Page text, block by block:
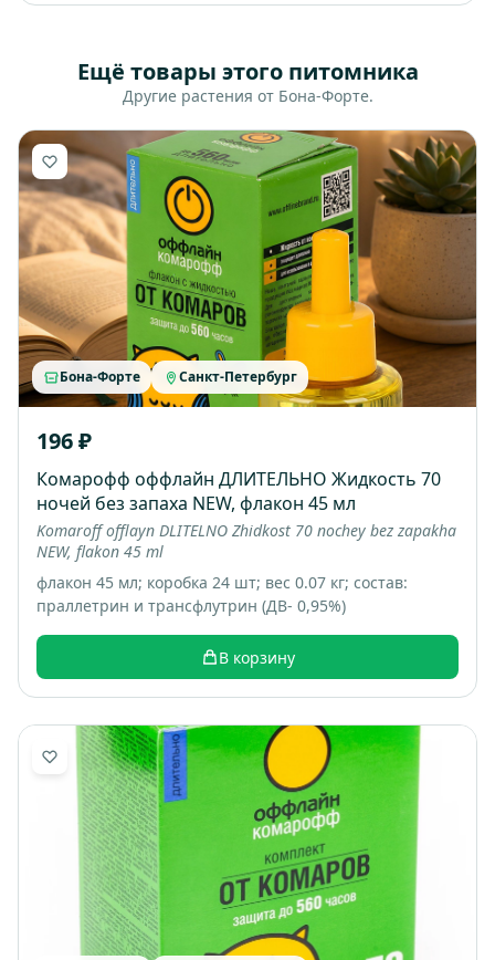
Ещё товары этого питомника
Другие растения от Бона-Форте.
Бона-Форте Санкт-Петербург
196 ₽
Комарофф оффлайн ДЛИТЕЛЬНО Жидкость 70
ночей без запаха NEW, флакон 45 мл
Komaroff offlayn DLITELNO Zhidkost 70 nochey bez zapakha
NEW, flakon 45 ml
флакон 45 мл; коробка 24 шт; вес 0.07 кг; состав:
праллетрин и трансфлутрин (ДВ- 0,95%)
В корзину